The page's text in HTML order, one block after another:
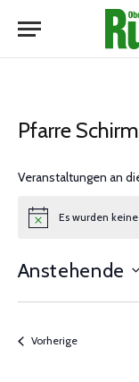
Pfarre
Veranstaltungen an
Notice Es wurden
Anstehende
Vorherige